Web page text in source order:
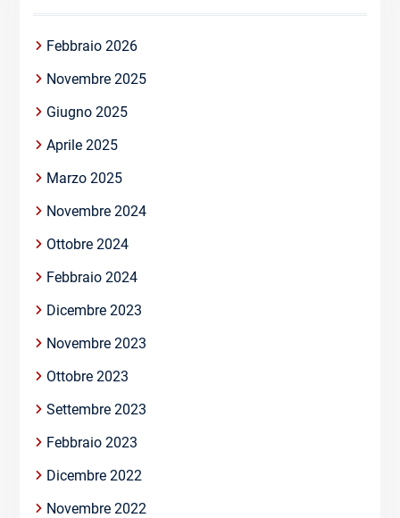
Febbraio 2026
Novembre 2025
Giugno 2025
Aprile 2025
Marzo 2025
Novembre 2024
Ottobre 2024
Febbraio 2024
Dicembre 2023
Novembre 2023
Ottobre 2023
Settembre 2023
Febbraio 2023
Dicembre 2022
Novembre 2022